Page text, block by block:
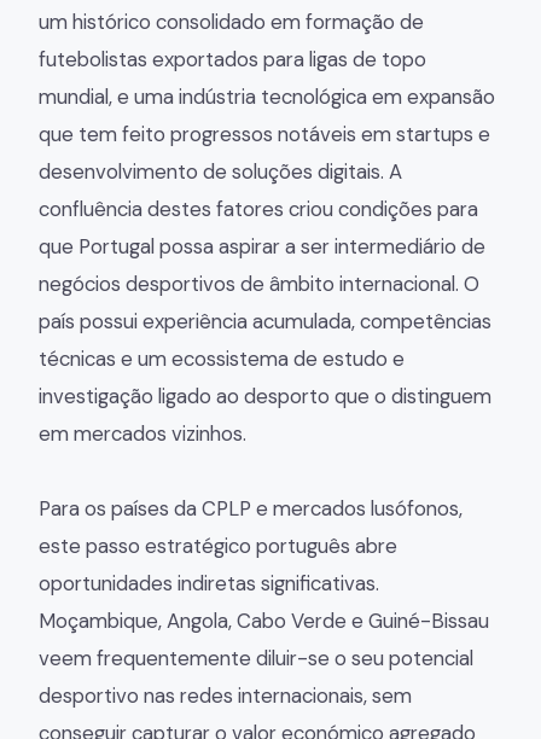
um histórico consolidado em formação de
futebolistas exportados para ligas de topo
mundial, e uma indústria tecnológica em expansão
que tem feito progressos notáveis em startups e
desenvolvimento de soluções digitais. A
confluência destes fatores criou condições para
que Portugal possa aspirar a ser intermediário de
negócios desportivos de âmbito internacional. O
país possui experiência acumulada, competências
técnicas e um ecossistema de estudo e
investigação ligado ao desporto que o distinguem
em mercados vizinhos.
Para os países da CPLP e mercados lusófonos,
este passo estratégico português abre
oportunidades indiretas significativas.
Moçambique, Angola, Cabo Verde e Guiné-Bissau
veem frequentemente diluir-se o seu potencial
desportivo nas redes internacionais, sem
conseguir capturar o valor económico agregado